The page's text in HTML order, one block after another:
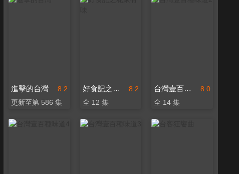
8.2
進擊的台灣
更新至第 586 集
8.2
好食記之花東有味
全 12 集
8.0
台灣壹百種味道2
全 14 集